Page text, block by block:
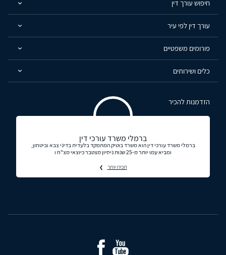
חיפוש עורך דין
עורך דין לפי עיר
פורומים משפטיים
כלים ושירותים
הזדמנות להכיר
ברמלי משרד עורכי דין
ברמלי משרד עורכי דין הוא משרד בוטיק המתמקד בלעדית בדיני צבא וביטחון,
ומביא עמו יותר מ-25 שנות ניסיון מצטבר כיוצאי מצ"ח ו
תכירו יותר